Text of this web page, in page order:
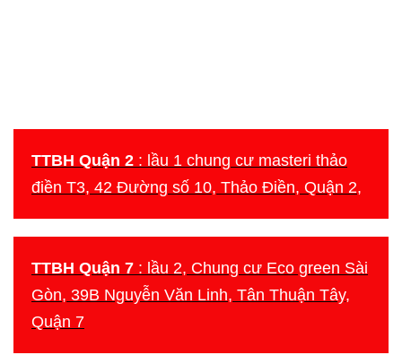
TTBH Quận 2 : lầu 1 chung cư masteri thảo
điền T3, 42 Đường số 10, Thảo Điền, Quận 2,
TTBH Quận 7 : lầu 2, Chung cư Eco green Sài
Gòn, 39B Nguyễn Văn Linh, Tân Thuận Tây,
Quận 7